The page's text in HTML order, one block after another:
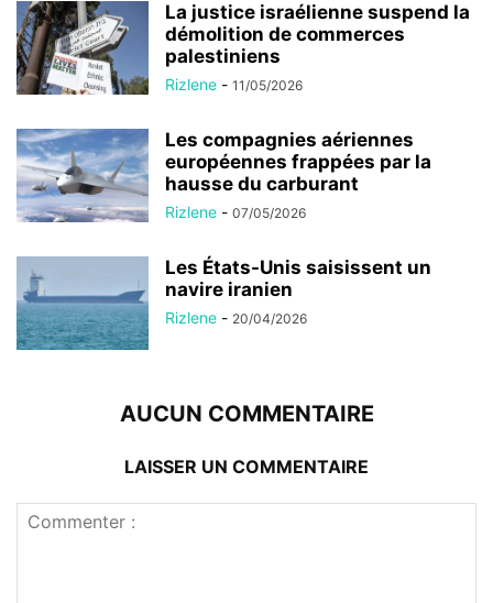
La justice israélienne suspend la
démolition de commerces
palestiniens
Rizlene - 11/05/2026
Les compagnies aériennes
européennes frappées par la
hausse du carburant
Rizlene - 07/05/2026
Les États-Unis saisissent un
navire iranien
Rizlene - 20/04/2026
AUCUN COMMENTAIRE
LAISSER UN COMMENTAIRE